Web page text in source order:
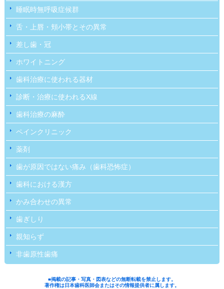
睡眠時無呼吸症候群
舌・上唇・頬小帯とその異常
差し歯・冠
ホワイトニング
歯科治療に使われる器材
診断・治療に使われるX線
歯科治療の麻酔
ペインクリニック
薬剤
歯が原因ではない痛み（歯科恐怖症）
歯科における漢方
かみ合わせの異常
歯ぎしり
親知らず
非歯原性歯痛
■掲載の記事・写真・図表などの無断転載を禁止します。
著作権は日本歯科医師会またはその情報提供者に属します。